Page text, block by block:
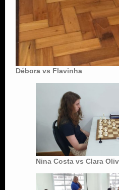
Débora vs Flavinha
Nina Costa vs Clara